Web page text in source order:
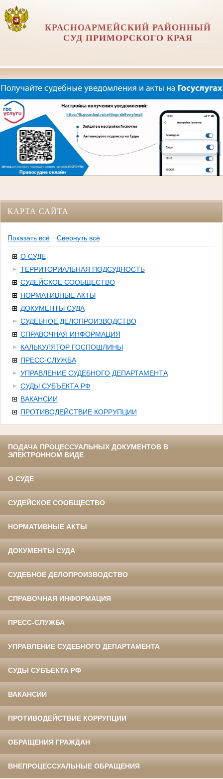
КРАСНОАРМЕЙСКИЙ РАЙОННЫЙ
СУД ПРИМОРСКОГО КРАЯ
КАРТА САЙТА
Показать всё Свернуть всё
О СУДЕ
ТЕРРИТОРИАЛЬНАЯ ПОДСУДНОСТЬ
СУДЕЙСКОЕ СООБЩЕСТВО
НОРМАТИВНЫЕ АКТЫ
ДОКУМЕНТЫ СУДА
СУДЕБНОЕ ДЕЛОПРОИЗВОДСТВО
СПРАВОЧНАЯ ИНФОРМАЦИЯ
КАЛЬКУЛЯТОР ГОСПОШЛИНЫ
ПРЕСС-СЛУЖБА
УПРАВЛЕНИЕ СУДЕБНОГО ДЕПАРТАМЕНТА
СУДЫ СУБЪЕКТА РФ
ВАКАНСИИ
ПРОТИВОДЕЙСТВИЕ КОРРУПЦИИ
ПОДАЧА ПРОЦЕССУАЛЬНЫХ ДОКУМЕНТОВ В
ЭЛЕКТРОННОМ ВИДЕ
О СУДЕ
СУДЕЙСКОЕ СООБЩЕСТВО
НОРМАТИВНЫЕ АКТЫ
ДОКУМЕНТЫ СУДА
СУДЕБНОЕ ДЕЛОПРОИЗВОДСТВО
СПРАВОЧНАЯ ИНФОРМАЦИЯ
ПРЕСС-СЛУЖБА
УПРАВЛЕНИЕ СУДЕБНОГО ДЕПАРТАМЕНТА
СУДЫ СУБЪЕКТА РФ
ВАКАНСИИ
ПРОТИВОДЕЙСТВИЕ КОРРУПЦИИ
ОБРАЩЕНИЯ ГРАЖДАН
ВНЕПРОЦЕССУАЛЬНЫЕ ОБРАЩЕНИЯ